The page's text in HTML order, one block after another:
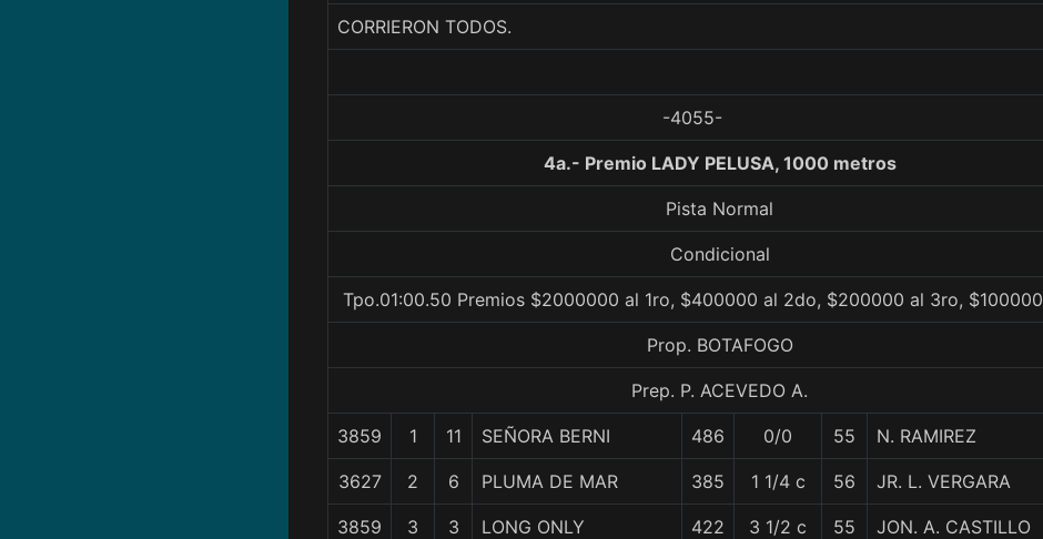
CORRIERON TODOS.
-4055-
4a.- Premio LADY PELUSA, 1000 metros
Pista Normal
Condicional
Tpo.01:00.50 Premios $2000000 al 1ro, $400000 al 2do, $200000 al 3ro,
Prop. BOTAFOGO
Prep. P. ACEVEDO A.
3859 1 11 SEÑORA BERNI 486 0/0 55 N. RAMIREZ
3627 2 6 PLUMA DE MAR 385 1 1/4 c 56 JR. L. VERGARA
3859 3 3 LONG ONLY 422 3 1/2 c 55 JON. A. CASTILLO